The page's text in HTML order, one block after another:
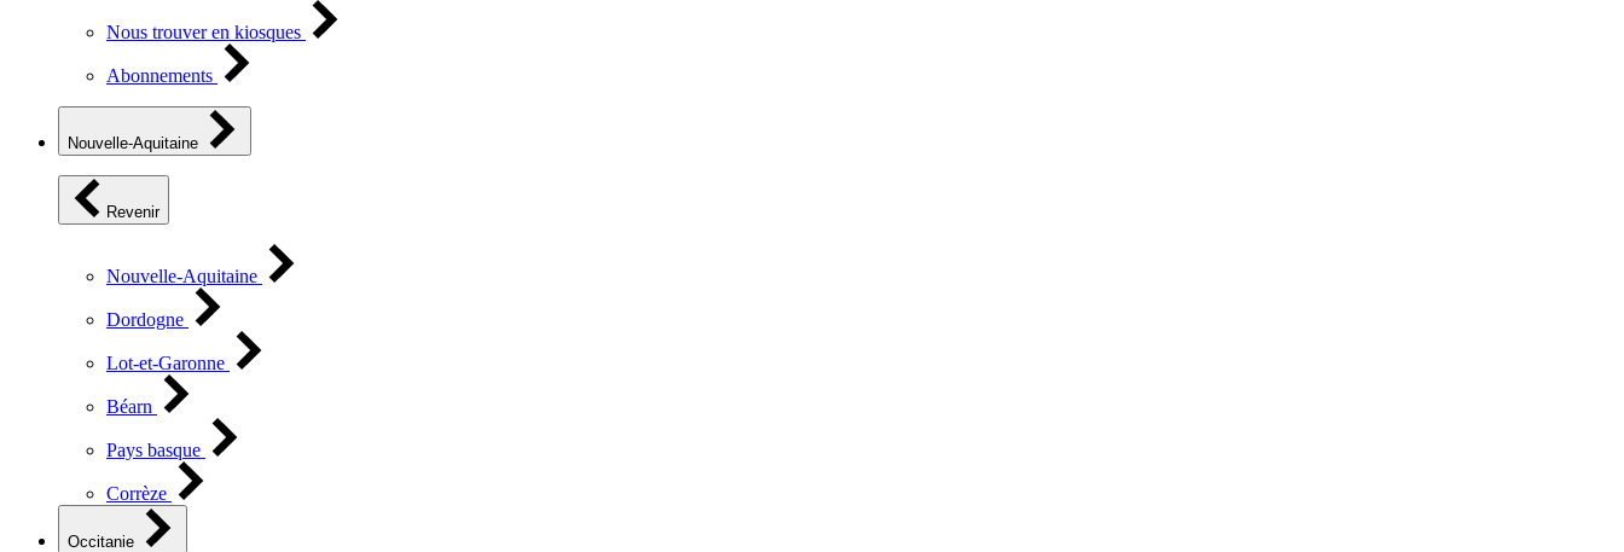
Nous trouver en kiosques
Abonnements
Nouvelle-Aquitaine
Revenir
Nouvelle-Aquitaine
Dordogne
Lot-et-Garonne
Béarn
Pays basque
Corrèze
Occitanie